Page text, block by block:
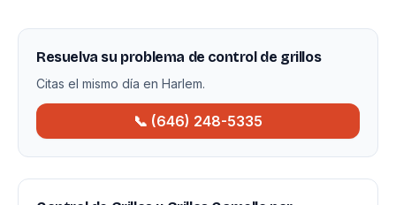
Resuelva su problema de control de grillos
Citas el mismo día en Harlem.
📞 (646) 248-5335